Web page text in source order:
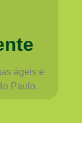
ágeis e
Paulo.